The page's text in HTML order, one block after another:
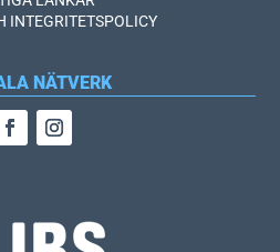
INTEGRITETSPOLICY
NÄTVERK